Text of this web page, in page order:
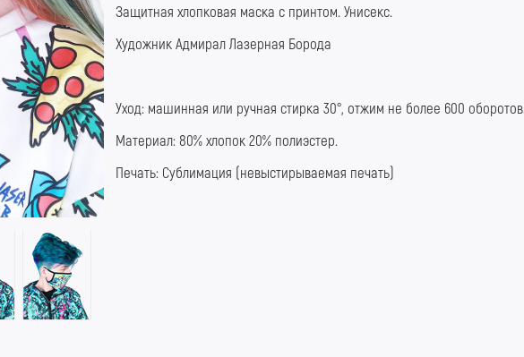
Защитная хлопковая маска с принтом. Унисекс.
Художник Адмирал Лазерная Борода
Уход: машинная или ручная стирка 30°, отжим не более 600 оборотов.
Материал: 80% хлопок 20% полиэстер.
Печать: Сублимация (невыстирываемая печать)